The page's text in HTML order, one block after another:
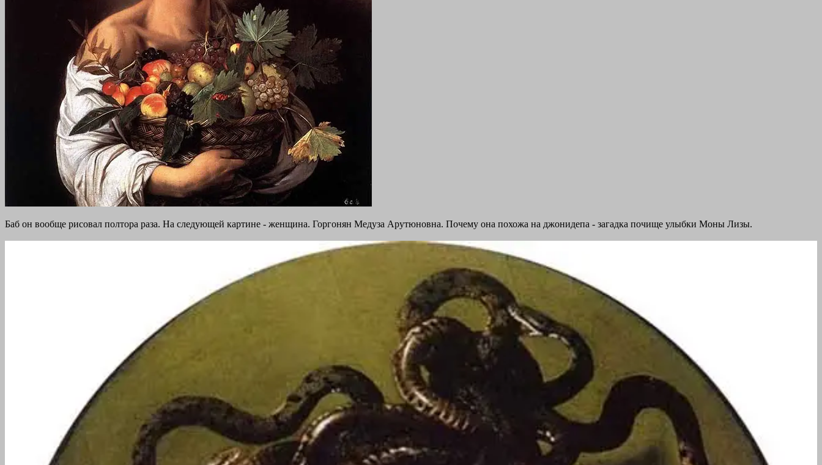
Баб он вообще рисовал полтора раза. На следующей картине - женщина. Горгонян Медуза Арутюновна. Почему она похожа на джонидепа - загадка почище улыбки Моны Лизы.